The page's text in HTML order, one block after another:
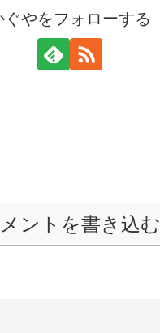
ぐやをフォローする
ントを書き込む